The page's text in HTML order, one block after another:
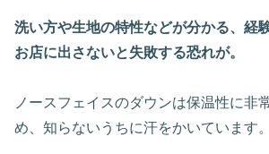
洗い方や生地の特性などが分かる、経
お店に出さないと失敗する恐れが。
ノースフェイスのダウンは保温性に非
め、知らないうちに汗をかいています。